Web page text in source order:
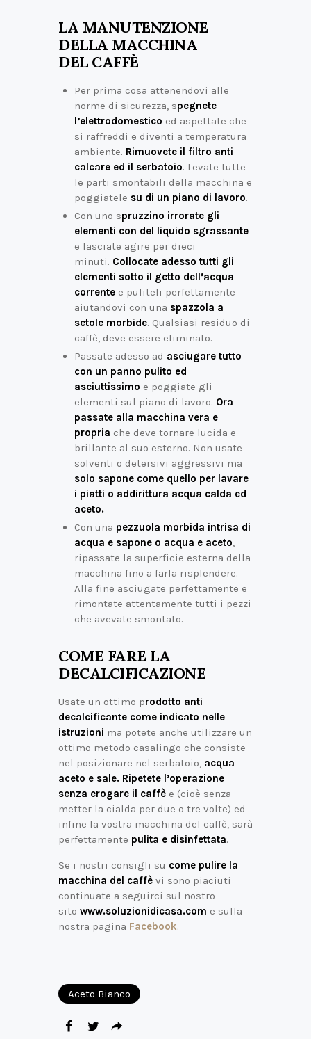
LA MANUTENZIONE
DELLA MACCHINA
DEL CAFFÈ
Per prima cosa attenendovi alle
norme di sicurezza, spegnete
l’elettrodomestico ed aspettate che
si raffreddi e diventi a temperatura
ambiente. Rimuovete il filtro anti
calcare ed il serbatoio. Levate tutte
le parti smontabili della macchina e
poggiatele su di un piano di lavoro.
Con uno spruzzino irrorate gli
elementi con del liquido sgrassante
e lasciate agire per dieci
minuti. Collocate adesso tutti gli
elementi sotto il getto dell’acqua
correntee puliteli perfettamente
aiutandovi con una spazzola a
setole morbide. Qualsiasi residuo di
caffè, deve essere eliminato.
Passate adesso ad asciugare tutto
con un panno pulito ed
asciuttissimo e poggiate gli
elementi sul piano di lavoro. Ora
passate alla macchina vera e
propria che deve tornare lucida e
brillante al suo esterno. Non usate
solventi o detersivi aggressivi ma
solo sapone come quello per lavare
i piatti o addirittura acqua calda ed
aceto.
Con una pezzuola morbida intrisa di
acqua e sapone o acqua e aceto,
ripassate la superficie esterna della
macchina fino a farla risplendere.
Alla fine asciugate perfettamente e
rimontate attentamente tutti i pezzi
che avevate smontato.
COME FARE LA
DECALCIFICAZIONE
Usate un ottimo prodotto anti
decalcificante come indicato nelle
istruzioni ma potete anche utilizzare un
ottimo metodo casalingo che consiste
nel posizionare nel serbatoio, acqua
aceto e sale. Ripetete l’operazione
senza erogare il caffè e (cioè senza
metter la cialda per due o tre volte) ed
infine la vostra macchina del caffè, sarà
perfettamente pulita e disinfettata.
Se i nostri consigli su come pulire la
macchina del caffè vi sono piaciuti
continuate a seguirci sul nostro
sito www.soluzionidicasa.com e sulla
nostra pagina Facebook.
Aceto Bianco